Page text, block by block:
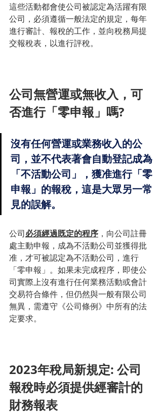
這些活動都會使公司被認定為活躍有限
公司，必須遵循一般法定的規定，每年
進行審計、報稅的工作，並向稅務局提
交報稅表，以進行評稅。
公司無營運或無收入，可
否進行「零申報」嗎?
沒有任何營運或業務收入的公
司，並不代表著會自動登記成為
「不活動公司」，獲准進行「零
申報」的報稅，這是大眾另一常
見的誤解。
公司必須經過既定的程序 ，向公司註冊
處主動申報，成為不活動公司並獲得批
准，才可被認定為不活動公司，進行
「零申報」。如果未完成程序，即使公
司實際上沒有進行任何業務活動或會計
交易符合條件，但仍然與一般有限公司
無異，需遵守《公司條例》中所有的法
定要求。
2023年稅局新規定: 公司
報稅時必須提供經審計的
財務報表